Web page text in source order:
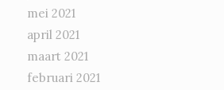
mei 2021
april 2021
maart 2021
februari 2021